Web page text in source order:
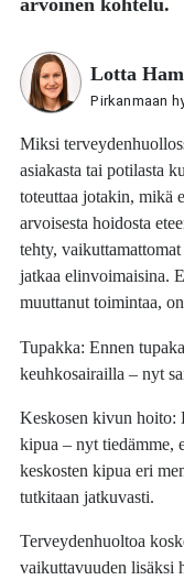
Lotta
Pirkanmaan
Miksi
asiakasta tai potilasta
toteuttaa jotakin, mikä
arvoisesta hoidosta
tehty,
jatkaa elinvoimaisina.
muuttanut toimintaa,
Tupakka: Ennen
keuhkosairailla – nyt
Keskosen kivun hoito:
kipua – nyt tiedämme,
keskosten kipua eri
tutkitaan jatkuvasti.
Terveydenhuoltoa
vaikuttavuuden lisäksi